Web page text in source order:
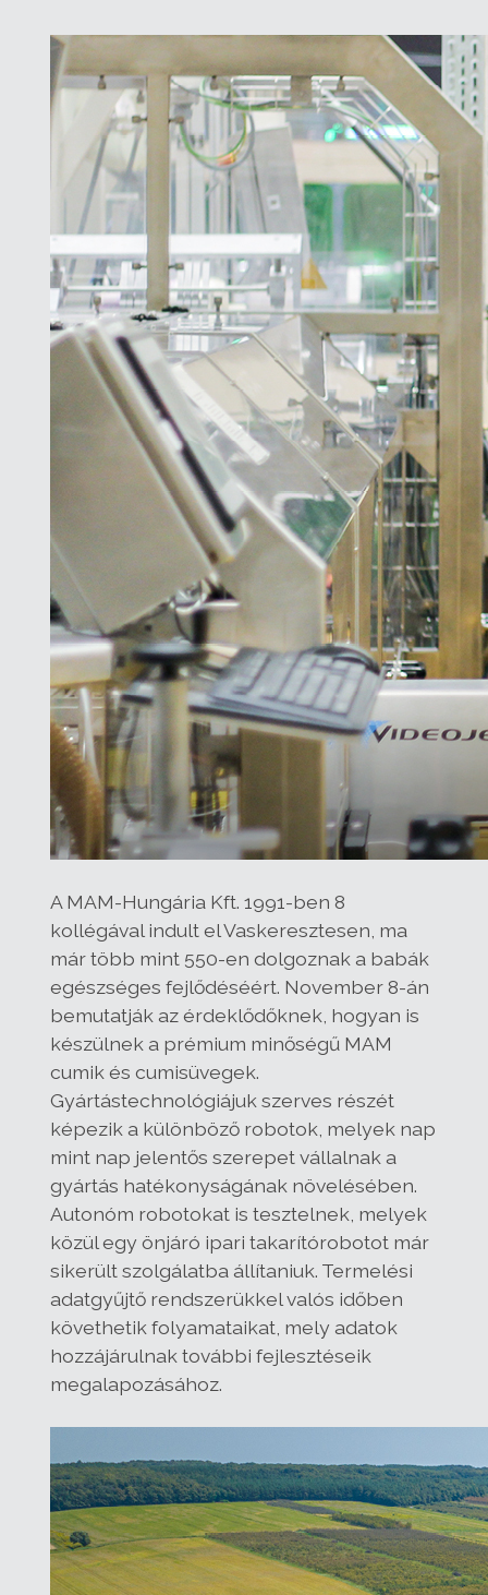
A MAM-Hungária Kft. 1991-ben 8
kollégával indult el Vaskeresztesen, ma
már több mint 550-en dolgoznak a babák
egészséges fejlődéséért. November 8-án
bemutatják az érdeklődőknek, hogyan is
készülnek a prémium minőségű MAM
cumik és cumisüvegek.
Gyártástechnológiájuk szerves részét
képezik a különböző robotok, melyek nap
mint nap jelentős szerepet vállalnak a
gyártás hatékonyságának növelésében.
Autonóm robotokat is tesztelnek, melyek
közül egy önjáró ipari takarítórobotot már
sikerült szolgálatba állítaniuk. Termelési
adatgyűjtő rendszerükkel valós időben
követhetik folyamataikat, mely adatok
hozzájárulnak további fejlesztéseik
megalapozásához.